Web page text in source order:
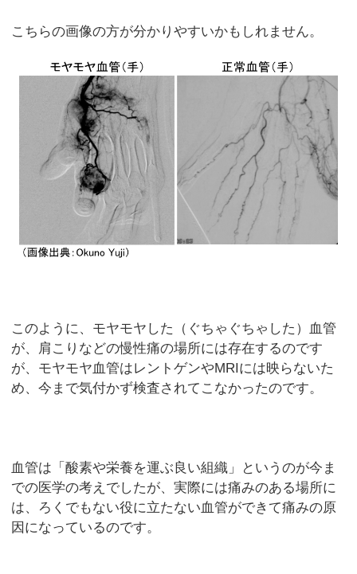
こちらの画像の方が分かりやすいかもしれません。
このように、モヤモヤした（ぐちゃぐちゃした）血管
が、肩こりなどの慢性痛の場所には存在するのです
が、モヤモヤ血管はレントゲンやMRIには映らないた
め、今まで気付かず検査されてこなかったのです。
血管は「酸素や栄養を運ぶ良い組織」というのが今ま
での医学の考えでしたが、実際には痛みのある場所に
は、ろくでもない役に立たない血管ができて痛みの原
因になっているのです。